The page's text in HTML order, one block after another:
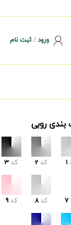
ورود/ثبت نام
بندی روبی
1 کد 2 کد 3
7 کد 8 کد 9